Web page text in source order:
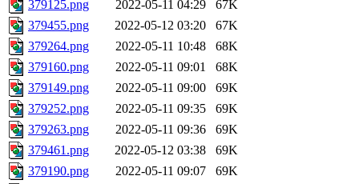
379125.png 2022-05-11 04:29
67K
379455.png
2022-05-12 03:20
67K
379264.png
2022-05-11 10:48
68K
379160.png
2022-05-11 09:01
68K
379149.png
2022-05-11 09:00
69K
379252.png
2022-05-11 09:35
69K
379263.png
2022-05-11 09:36
69K
379461.png
2022-05-12 03:38
69K
379190.png
2022-05-11 09:07
69K